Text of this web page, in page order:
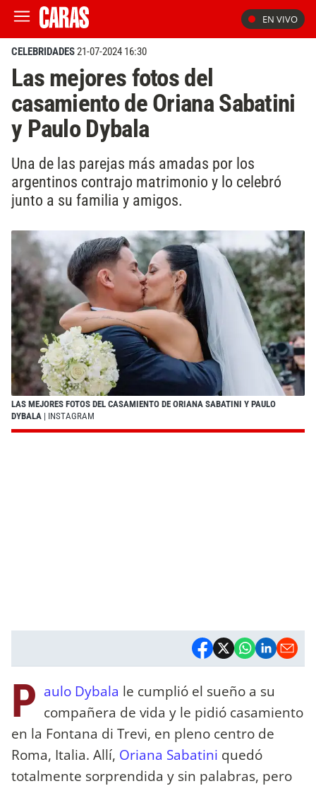
EN VIVO
CELEBRIDADES21-07-2024 16:30
Las mejores fotos del
casamiento de Oriana Sabatini
y Paulo Dybala
Una de las parejas más amadas por los
argentinos contrajo matrimonio y lo celebró
junto a su familia y amigos.
LAS MEJORES FOTOS DEL CASAMIENTO DE ORIANA SABATINI Y PAULO
DYBALA | INSTAGRAM
P aulo Dybala le cumplió el sueño a su
compañera de vida y le pidió casamiento
en la Fontana di Trevi, en pleno centro de
Roma, Italia. Allí, Oriana Sabatini quedó
totalmente sorprendida y sin palabras, pero